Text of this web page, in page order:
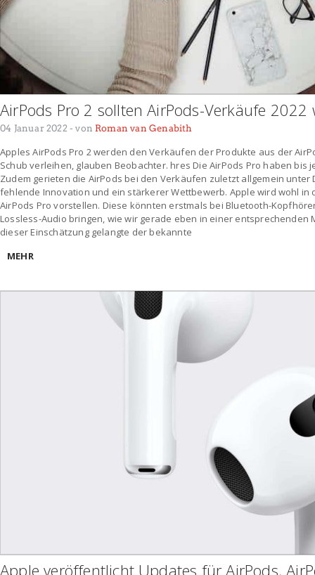
AirPods Pro 2 sollten AirPods-Verkäufe
04 Januar 2022 - von Roman van Genabith
Apples AirPods Pro 2 werden den Verkäufen der Produkte aus der
Schub verleihen, glauben Beobachter. hres Die AirPods Pro haben bis
Zudem gerieten die AirPods bei den Verkäufen zuletzt allgemein
fehlende Innovation und ein stärkerer Wettbewerb. Apple wird wohl in
AirPods Pro vorstellen. Diese könnten erstmals bei Bluetooth-
Lossless-Audio bringen, wie wir gerade eben in einer entsprechenden
dieser Einschätzung gelangte der bekannte
MEHR
Apple veröffentlicht Updates für AirPods,